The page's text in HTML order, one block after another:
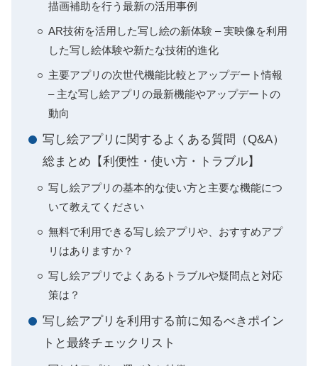
描画補助を行う最新の活用事例
AR技術を活用した写し絵の新体験 – 実映像を利用
した写し絵体験や新たな技術的進化
主要アプリの次世代機能比較とアップデート情報
– 主な写し絵アプリの最新機能やアップデートの
動向
写し絵アプリに関するよくある質問（Q&A）
総まとめ【利便性・使い方・トラブル】
写し絵アプリの基本的な使い方と主要な機能につ
いて教えてください
無料で利用できる写し絵アプリや、おすすめアプ
リはありますか？
写し絵アプリでよくあるトラブルや疑問点と対応
策は？
写し絵アプリを利用する前に知るべきポイン
トと最終チェックリスト